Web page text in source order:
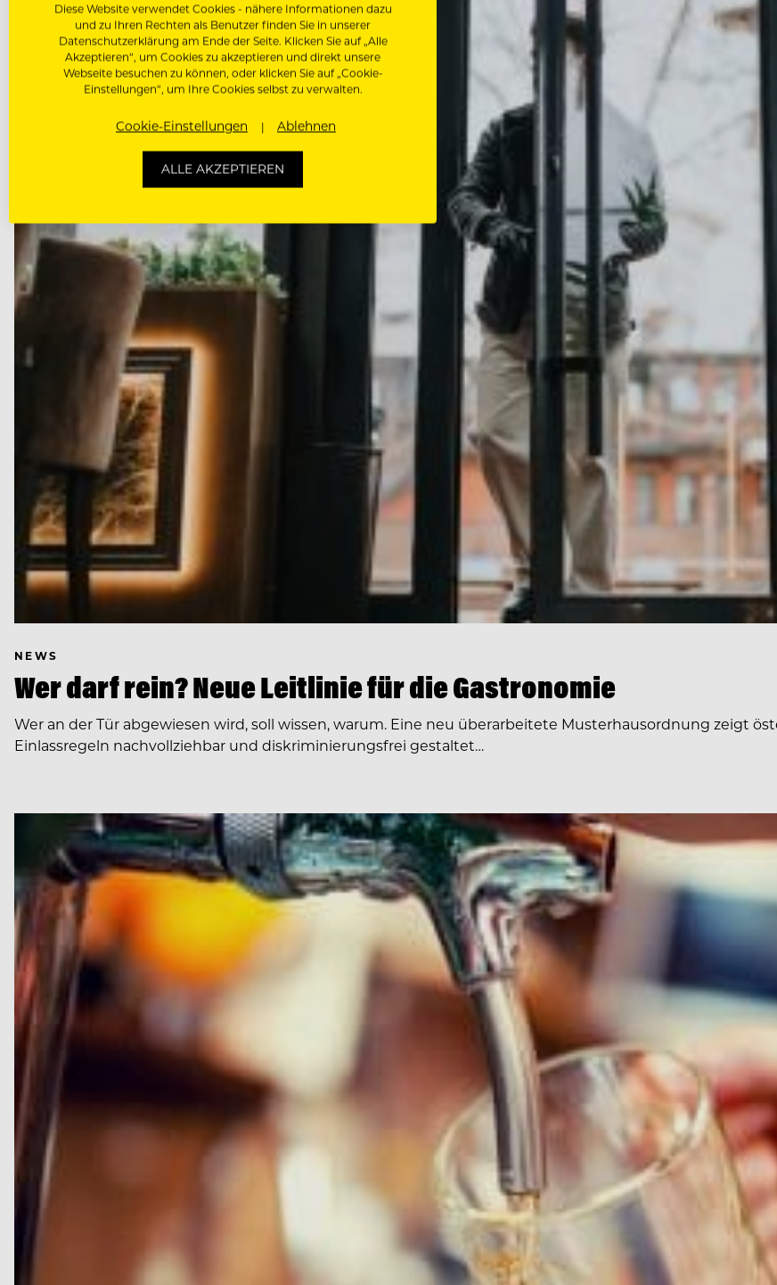
NEWS
Wer darf rein? Neue Leitlinie für die Gastronomie
Wer an der Tür abgewiesen wird, soll wissen, warum. Eine neu überarbeitete Musterhausordnung zeigt
Einlassregeln nachvollziehbar und diskriminierungsfrei gestaltet…
Diese Website verwendet Cookies - nähere Informationen dazu
und zu Ihren Rechten als Benutzer finden Sie in unserer
Datenschutzerklärung am Ende der Seite. Klicken Sie auf „Alle
Akzeptieren“, um Cookies zu akzeptieren und direkt unsere
Webseite besuchen zu können, oder klicken Sie auf „Cookie-
Einstellungen“, um Ihre Cookies selbst zu verwalten.
Cookie-Einstellungen Ablehnen
ALLE AKZEPTIEREN